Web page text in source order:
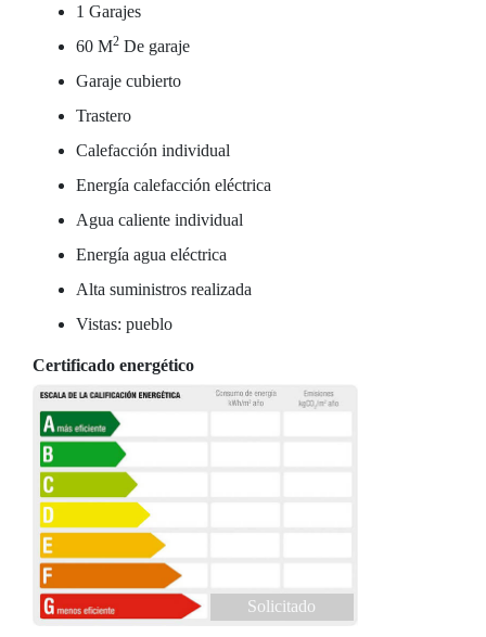
1 Garajes
60 M2 De garaje
Garaje cubierto
Trastero
Calefacción individual
Energía calefacción eléctrica
Agua caliente individual
Energía agua eléctrica
Alta suministros realizada
Vistas: pueblo
Certificado energético
Solicitado